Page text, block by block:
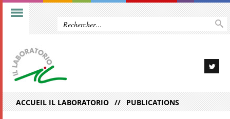
ACCUEIL IL LABORATORIO PUBLICATIONS